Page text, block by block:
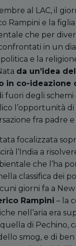
al LAC, il
Rampini e la
che per
in un
e la
da un’idea
in co-ideazione
fuori degli schemi
l’opportunità
fra padre e
focalizzata
l’India a
che l’ha
classifica dei
giorni fa a
Rampini – la
nell’aria era
di Pechino,
smog, e di